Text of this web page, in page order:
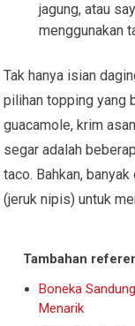
jagung, atau
menggunakan
Tak hanya isian
pilihan topping yang
guacamole, krim
segar adalah
taco. Bahkan,
(jeruk nipis) untuk
Tambahan
Boneka
Menarik